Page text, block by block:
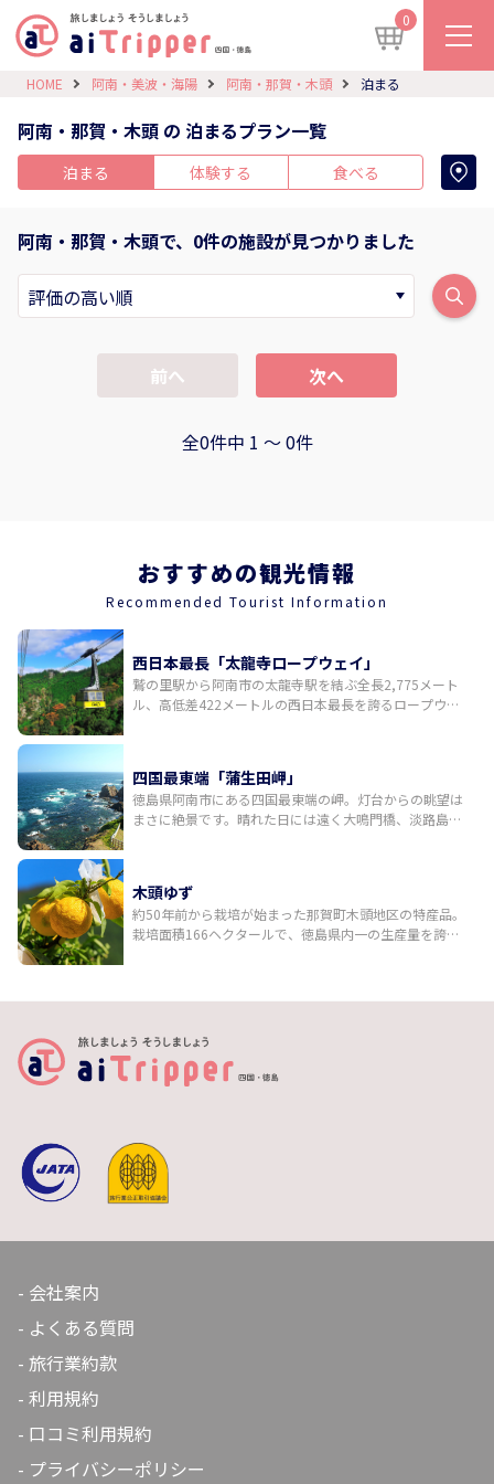
0
HOME 阿南・美波・海陽 阿南・那賀・木頭 泊まる
阿南・那賀・木頭 の 泊まるプラン一覧
泊まる 体験する 食べる
阿南・那賀・木頭で、0件の施設が見つかりました
前へ 次へ
全0件中 1 〜 0件
おすすめの観光情報
Recommended Tourist Information
西日本最長「太龍寺ロープウェイ」
鷲の里駅から阿南市の太龍寺駅を結ぶ全長2,775メート
ル、高低差422メートルの西日本最長を誇るロープウェ
道・橘湾と移り変わります。太竜寺山頂に所在する四国
八十八カ所霊場の第21番札所・太龍寺への直通路でもあ
ります。【有料】
四国最東端「蒲生田岬」
徳島県阿南市にある四国最東端の岬。灯台からの眺望は
まさに絶景です。晴れた日には遠く大鳴門橋、淡路島、
です。2010（平成22）年に岬の魅力を高めるため波と
風をモチーフにしたハート型のモニュメントが設置さ
れ、写真映えスポットとして人気を集めています。
木頭ゆず
約50年前から栽培が始まった那賀町木頭地区の特産品。
栽培面積166ヘクタールで、徳島県内一の生産量を誇
が、地元の木頭果樹研究会の努力で3～5年で実るよう
に。木頭で育った柚子が全国の市場へ流通するようにな
り、現在全国の柚子産地で栽培されている柚子のほとん
どが木頭柚子の苗です。
会社案内
よくある質問
旅行業約款
利用規約
口コミ利用規約
プライバシーポリシー